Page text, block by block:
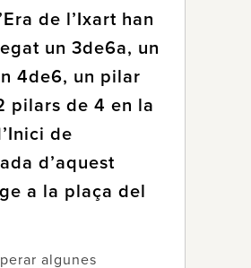
de l’Ixart han
un 3de6a, un
4de6, un pilar
pilars de 4 en la
de
d’aquest
a la plaça del
algunes